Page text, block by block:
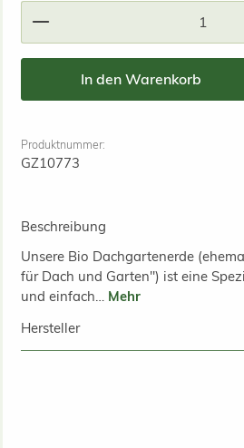
Produkt Anzahl: Gib den
In den Warenkorb
Produktnummer:
GZ10773
Beschreibung
Unsere Bio Dachgartenerde
für Dach und Garten") ist eine
und einfach… Mehr
Hersteller